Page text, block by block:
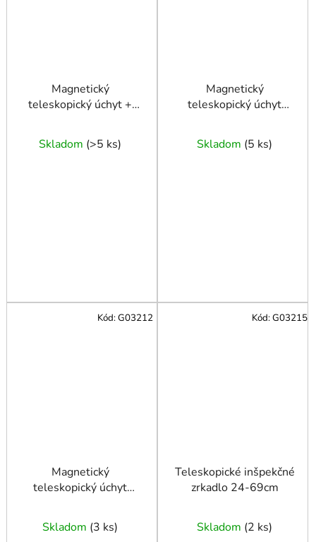
Magnetický
teleskopický úchyt +
Skladom (>5 ks)
Magnetický
teleskopický úchyt
Skladom (5 ks)
Magnetický
teleskopický úchyt
Skladom (3 ks)
Kód:G03212
Teleskopické inšpekčné
zrkadlo 24-69cm
Skladom (2 ks)
Kód:G03215